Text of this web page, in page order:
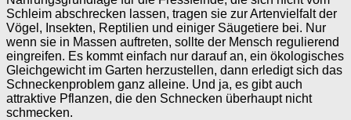
Schleim abschrecken lassen, tragen sie zur Artenvielfalt der
Vögel, Insekten, Reptilien und einiger Säugetiere bei. Nur
wenn sie in Massen auftreten, sollte der Mensch regulierend
eingreifen. Es kommt einfach nur darauf an, ein ökologisches
Gleichgewicht im Garten herzustellen, dann erledigt sich das
Schneckenproblem ganz alleine. Und ja, es gibt auch
attraktive Pflanzen, die den Schnecken überhaupt nicht
schmecken.